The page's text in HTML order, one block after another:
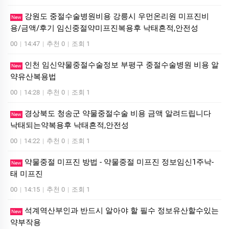
New
강원도 중절수술병원비용 강릉시 우먼온리원 미프진비
용/금액/후기 임신중절약미프진복용후 낙태흔적,안전성
00 | 14:47 | 추천 0 | 조회 1
New
인천 임신약물중절수술정보 부평구 중절수술병원 비용 알
약유산복용법
00 | 14:28 | 추천 0 | 조회 1
New
경상북도 청송군 약물중절수술 비용 금액 알려드립니다
낙태되는약복용후 낙태흔적,안전성
00 | 14:22 | 추천 0 | 조회 1
New
약물중절 미프진 방법 - 약물중절 미프진 정보임신1주낙­
태 미­프진
00 | 14:15 | 추천 0 | 조회 1
New
석계역산부인과 반드시 알아야 할 필수 정보유산할수있는
약부작용